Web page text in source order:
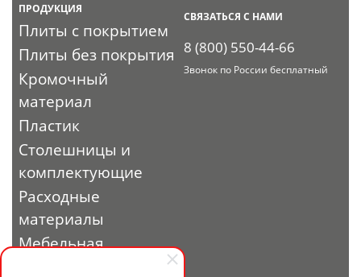
ПРОДУКЦИЯ
Плиты с покрытием
Плиты без покрытия
Кромочный
материал
Пластик
Столешницы и
комплектующие
Расходные
материалы
Мебельная
СВЯЗАТЬСЯ С НАМИ
8 (800) 550-44-66
Звонок по России бесплатный